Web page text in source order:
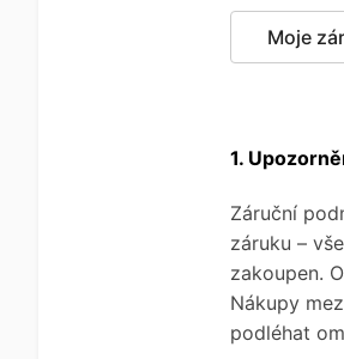
Moje
1.
Záruční
záruku –
zakoupen.
Nákupy
podléhat